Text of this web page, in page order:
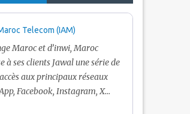
Telecom (IAM)
Maroc et d’inwi, Maroc
à ses clients Jawal une série de
aux principaux réseaux
Facebook, Instagram, X